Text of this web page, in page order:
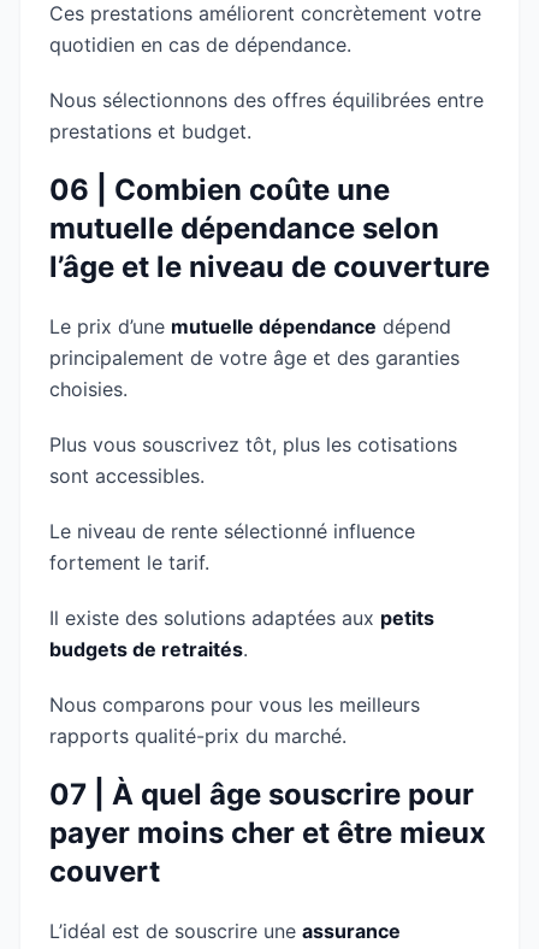
Ces prestations améliorent concrètement votre
quotidien en cas de dépendance.
Nous sélectionnons des offres équilibrées entre
prestations et budget.
06 | Combien coûte une
mutuelle dépendance selon
l’âge et le niveau de couverture
Le prix d’une mutuelle dépendance dépend
principalement de votre âge et des garanties
choisies.
Plus vous souscrivez tôt, plus les cotisations
sont accessibles.
Le niveau de rente sélectionné influence
fortement le tarif.
Il existe des solutions adaptées aux petits
budgets de retraités.
Nous comparons pour vous les meilleurs
rapports qualité-prix du marché.
07 | À quel âge souscrire pour
payer moins cher et être mieux
couvert
L’idéal est de souscrire une assurance